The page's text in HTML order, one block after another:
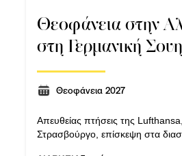
Θεοφάνεια στην
στη Γερμανική
Θεοφάνεια 2027
Απευθείας πτήσεις της
Στρασβούργο, επίσκεψη στα